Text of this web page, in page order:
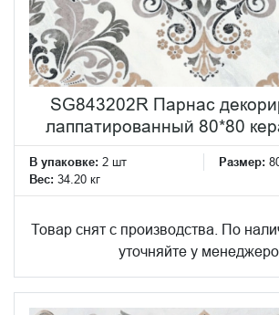
SG843202R Парнас
лаппатированный 80*80
В упаковке: 2 шт Размер:
Вес: 34.20 кг
Товар снят с производства. По
уточняйте у